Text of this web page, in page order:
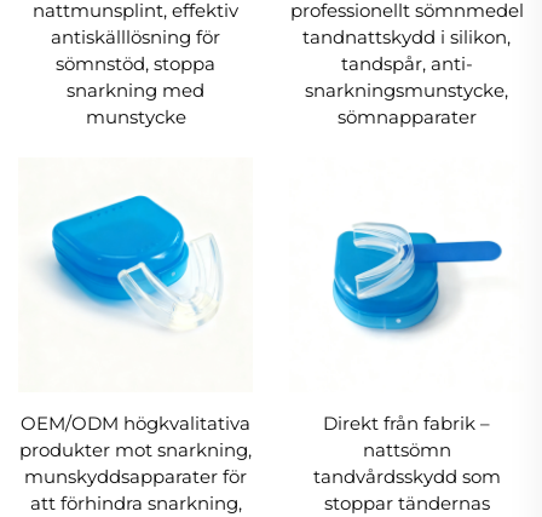
under sömnen.
Hållbarhet och återanvändbarhet
Tillverkad med premiummaterial och levererad
användning. Dessa näsdilatatorer är bekväma
att bära, enkla att använda och lätta att rengöra.
Senaste design: Anti-snarkningspaket
En sömnunderlättnad som underlättar andning
och minskar snarkning.
Lättviktig, högkvalitativ material
nattmunsplint, effektiv
antiskälllösning för
sömnstöd, stoppa
snarkning med
munstycke
professionellt sömnmedel
tandnattskydd i silikon,
tandspår, anti-
snarkningsmunstycke,
sömnapparater
OEM/ODM högkvalitativa
produkter mot snarkning,
munskyddsapparater för
att förhindra snarkning,
Direkt från fabrik –
nattsömn
tandvårdsskydd som
stoppar tändernas